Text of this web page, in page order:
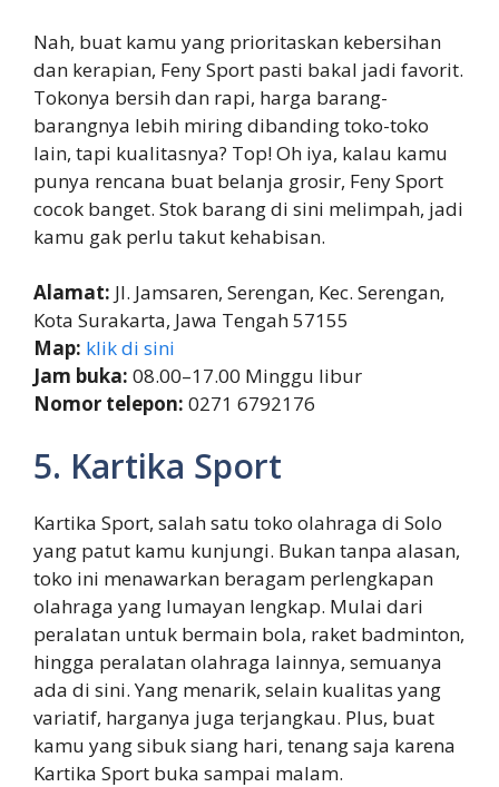
Nah, buat kamu yang prioritaskan kebersihan
dan kerapian, Feny Sport pasti bakal jadi favorit.
Tokonya bersih dan rapi, harga barang-
barangnya lebih miring dibanding toko-toko
lain, tapi kualitasnya? Top! Oh iya, kalau kamu
punya rencana buat belanja grosir, Feny Sport
cocok banget. Stok barang di sini melimpah, jadi
kamu gak perlu takut kehabisan.
Alamat: Jl. Jamsaren, Serengan, Kec. Serengan,
Kota Surakarta, Jawa Tengah 57155
Map: klik di sini
Jam buka: 08.00–17.00 Minggu libur
Nomor telepon: 0271 6792176
5. Kartika Sport
Kartika Sport, salah satu toko olahraga di Solo
yang patut kamu kunjungi. Bukan tanpa alasan,
toko ini menawarkan beragam perlengkapan
olahraga yang lumayan lengkap. Mulai dari
peralatan untuk bermain bola, raket badminton,
hingga peralatan olahraga lainnya, semuanya
ada di sini. Yang menarik, selain kualitas yang
variatif, harganya juga terjangkau. Plus, buat
kamu yang sibuk siang hari, tenang saja karena
Kartika Sport buka sampai malam.